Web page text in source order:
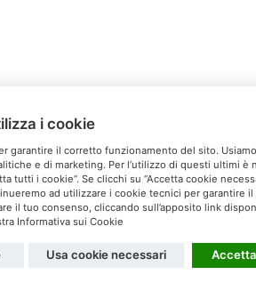
Relais Ca’Milone
San Michele, 60 S. Pietro di
60037 - Cell. 340 5179608 -
Privacy
i cookie
garantire il corretto funzionamento del sito.
e di marketing. Per l’utilizzo di questi ultimi è
tutti i cookie”. Se clicchi su “Accetta cookie
ad utilizzare i cookie tecnici per garantire
il tuo consenso, cliccando sull’apposito link
Informativa sui Cookie
Usa cookie necessari